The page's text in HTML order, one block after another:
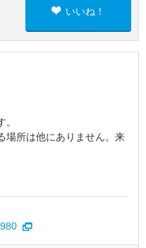
いいね！
場所は他にありません。来